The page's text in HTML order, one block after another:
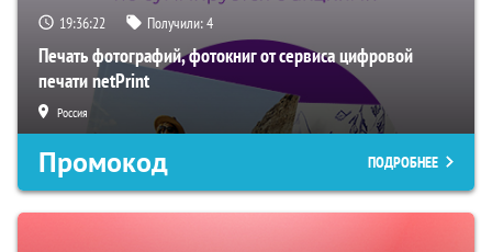
19:36:22 Получили:4
Печать фотографий, фотокниг от сервиса цифровой
печати netPrint
Россия
Промокод ПОДРОБНЕЕ